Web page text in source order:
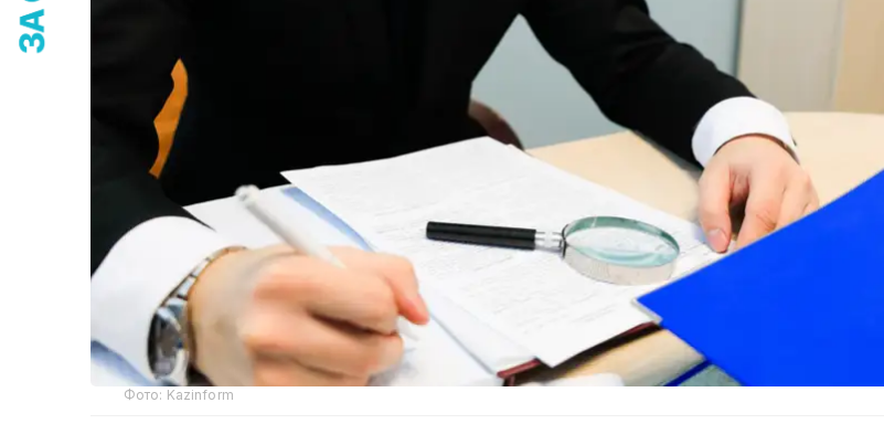
Фото: Kazinform